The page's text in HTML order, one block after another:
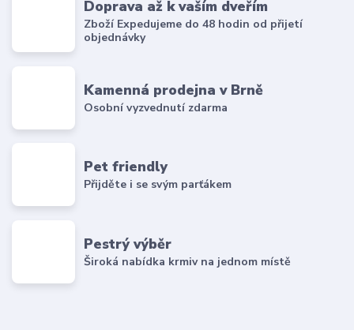
Doprava až k vaším dveřím
Zboží Expedujeme do 48 hodin od přijetí
objednávky
Kamenná prodejna v Brně
Osobní vyzvednutí zdarma
Pet friendly
Přijděte i se svým parťákem
Pestrý výběr
Široká nabídka krmiv na jednom místě